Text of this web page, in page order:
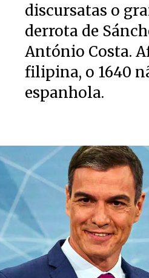
discursatas o
derrota de
António Costa.
filipina, o 1640
espanhola.